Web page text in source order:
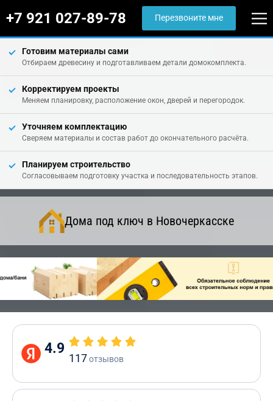
+7 921 027-89-78 Перезвоните мне
Готовим материалы сами
Отбираем древесину и подготавливаем детали домокомплекта.
Корректируем проекты
Меняем планировку, расположение окон, дверей и перегородок.
Уточняем комплектацию
Сверяем материалы и состав работ до окончательного расчёта.
Планируем строительство
Согласовываем подготовку участка и последовательность этапов.
Дома под ключ в Новочеркасске
4.9
117отзывов